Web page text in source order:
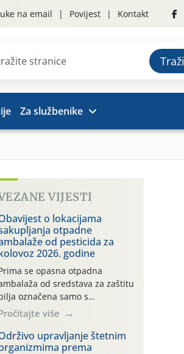
na email Povijest Kontakt
Traži
Za službenike
VIJESTI
o lokacijama
otpadne
od pesticida za
2026. godine
se opasna otpadna
od sredstava za zaštitu
označena samo s
i oznakom
CROCPA EKO MODEL:
ambalaža kao i
drugih proizvoda koji
više
upravljanje štetnim
prema